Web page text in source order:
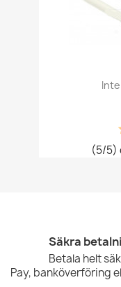
(5/5)
Säkra
Betala helt
Pay, banköverföring